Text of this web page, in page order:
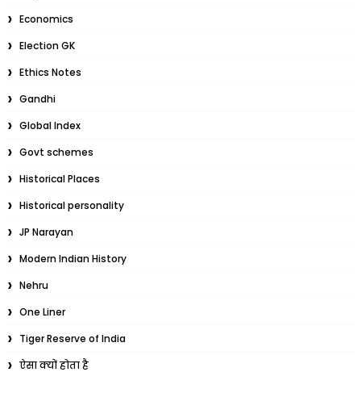
Economics
Election GK
Ethics Notes
Gandhi
Global Index
Govt schemes
Historical Places
Historical personality
JP Narayan
Modern Indian History
Nehru
One Liner
Tiger Reserve of India
ऐसा क्यों होता है